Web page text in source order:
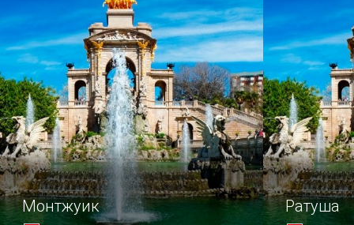
Монтжуик Ратуша